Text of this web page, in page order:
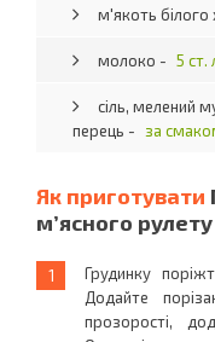
м'якоть білого
молоко - 5 ст.
сіль, мелений
перець -
за
Як приготувати
м’ясного
Грудинку
Додайте
прозорості,